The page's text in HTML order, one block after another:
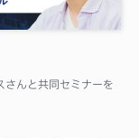
んと共同セミナーを